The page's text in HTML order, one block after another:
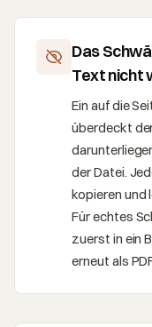
Das
Text nicht
Ein auf die
überdeckt
der Datei.
kopieren und
Für echtes
zuerst in ein
erneut als